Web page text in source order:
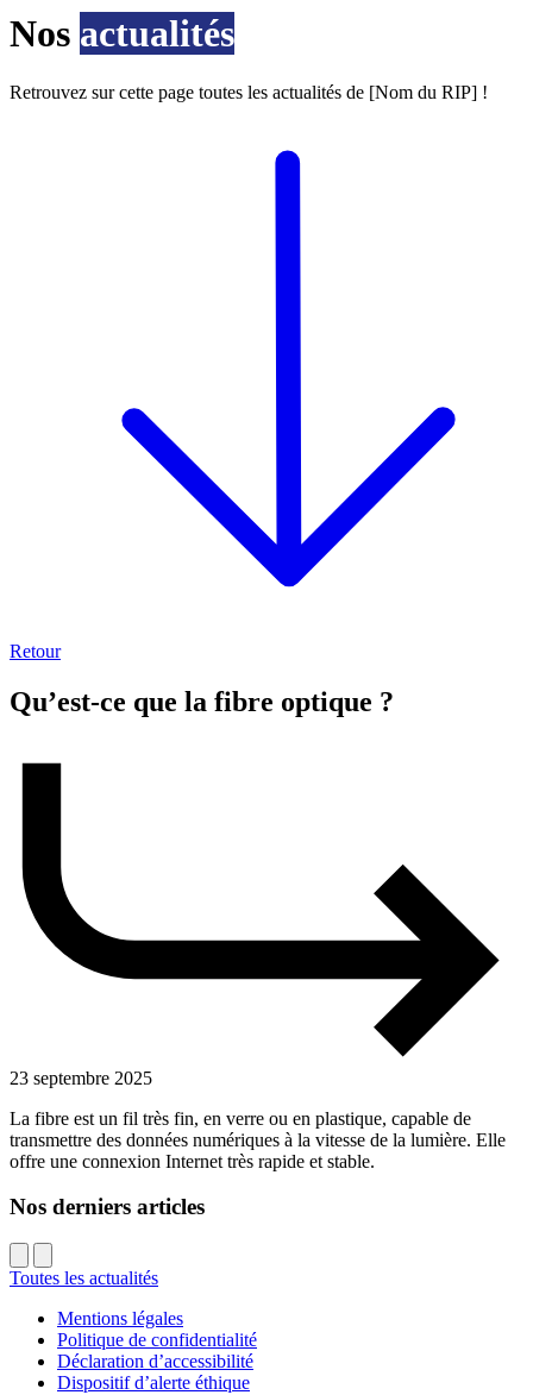
Nos actualités
Retrouvez sur cette page toutes les actualités de [Nom du RIP] !
Retour
Qu’est-ce que la fibre optique ?
23 septembre 2025
La fibre est un fil très fin, en verre ou en plastique, capable de
transmettre des données numériques à la vitesse de la lumière. Elle
offre une connexion Internet très rapide et stable.
Nos derniers articles
Toutes les actualités
Mentions légales
Politique de confidentialité
Déclaration d’accessibilité
Dispositif d’alerte éthique